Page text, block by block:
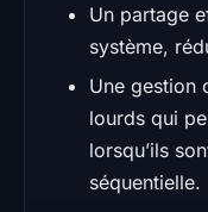
Un partage
système,
Une gestion
lourds qui
lorsqu’ils
séquentielle.